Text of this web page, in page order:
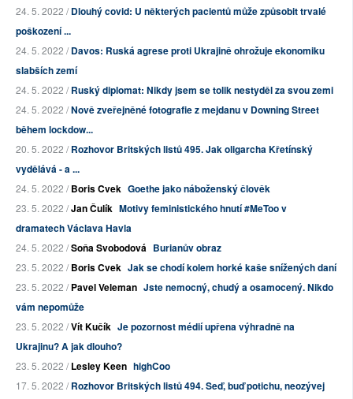
24. 5. 2022 /Dlouhý covid: U některých pacientů může způsobit trvalé
poškození ...
24. 5. 2022 /Davos: Ruská agrese proti Ukrajině ohrožuje ekonomiku
slabších zemí
24. 5. 2022 /Ruský diplomat: Nikdy jsem se tolik nestyděl za svou zemi
24. 5. 2022 /Nově zveřejněné fotografie z mejdanu v Downing Street
během lockdow...
20. 5. 2022 /Rozhovor Britských listů 495. Jak oligarcha Křetínský
vydělává - a ...
24. 5. 2022 /Boris Cvek Goethe jako náboženský člověk
23. 5. 2022 /Jan Čulík Motivy feministického hnutí #MeToo v
dramatech Václava Havla
24. 5. 2022 /Soňa Svobodová Burianův obraz
23. 5. 2022 /Boris Cvek Jak se chodí kolem horké kaše snížených daní
23. 5. 2022 /Pavel Veleman Jste nemocný, chudý a osamocený. Nikdo
vám nepomůže
23. 5. 2022 /Vít Kučík Je pozornost médií upřena výhradně na
Ukrajinu? A jak dlouho?
23. 5. 2022 /Lesley Keen highCoo
17. 5. 2022 /Rozhovor Britských listů 494. Seď, buď potichu, neozývej